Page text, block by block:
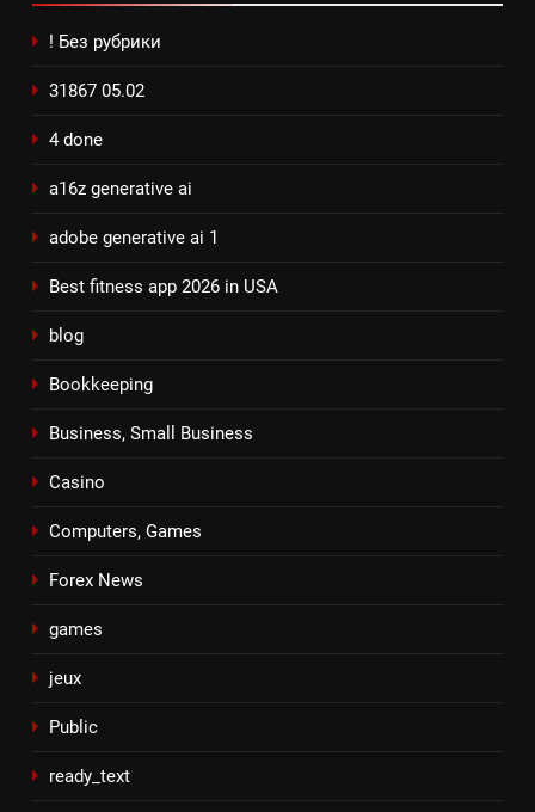
! Без рубрики
31867 05.02
4 done
a16z generative ai
adobe generative ai 1
Best fitness app 2026 in USA
blog
Bookkeeping
Business, Small Business
Casino
Computers, Games
Forex News
games
jeux
Public
ready_text